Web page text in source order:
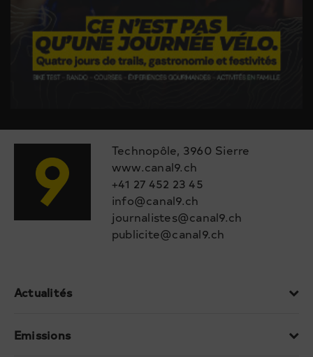
Technopôle, 3960 Sierre
www.canal9.ch
+41 27 452 23 45
info@canal9.ch
journalistes@canal9.ch
publicite@canal9.ch
Actualités
Emissions